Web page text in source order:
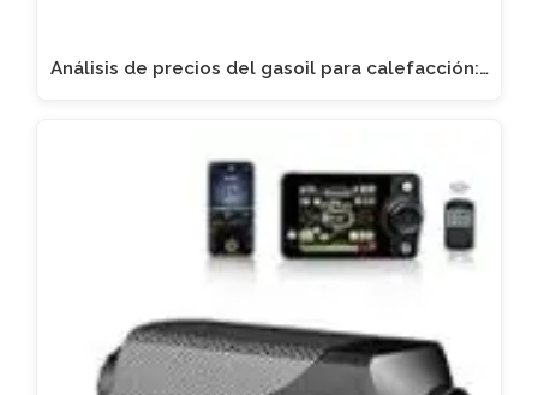
Análisis de precios del gasoil para calefacción:…